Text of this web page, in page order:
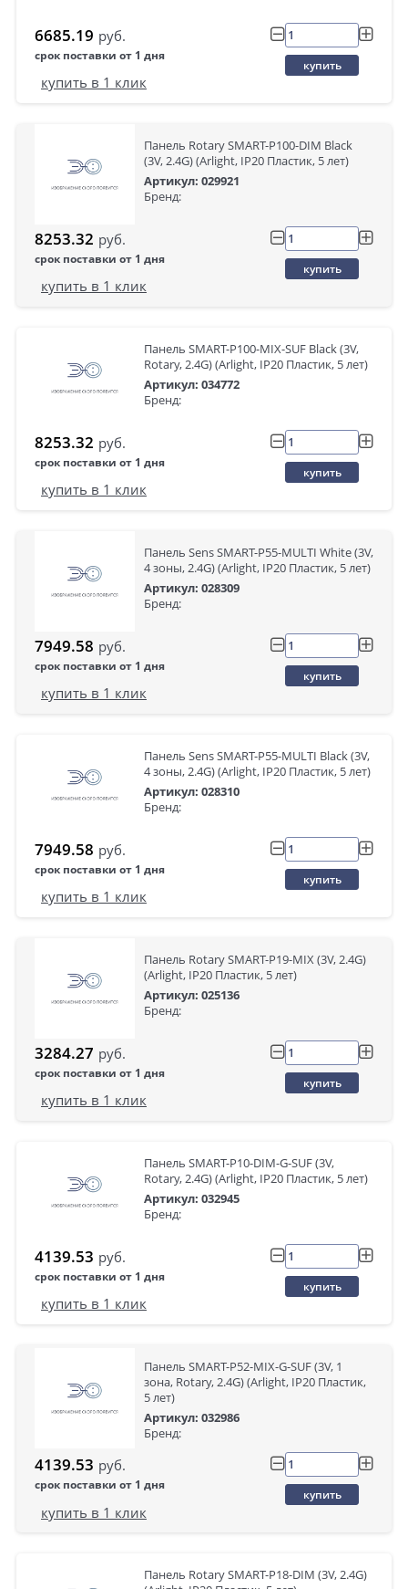
6685.19 руб.
срок поставки от 1 дня
купить
купить в 1 клик
Панель Rotary SMART-P100-DIM Black
(3V, 2.4G) (Arlight, IP20 Пластик, 5 лет)
Артикул: 029921
Бренд:
8253.32 руб.
срок поставки от 1 дня
купить
купить в 1 клик
Панель SMART-P100-MIX-SUF Black (3V,
Rotary, 2.4G) (Arlight, IP20 Пластик, 5 лет)
Артикул: 034772
Бренд:
8253.32 руб.
срок поставки от 1 дня
купить
купить в 1 клик
Панель Sens SMART-P55-MULTI White (3V,
4 зоны, 2.4G) (Arlight, IP20 Пластик, 5 лет)
Артикул: 028309
Бренд:
7949.58 руб.
срок поставки от 1 дня
купить
купить в 1 клик
Панель Sens SMART-P55-MULTI Black (3V,
4 зоны, 2.4G) (Arlight, IP20 Пластик, 5 лет)
Артикул: 028310
Бренд:
7949.58 руб.
срок поставки от 1 дня
купить
купить в 1 клик
Панель Rotary SMART-P19-MIX (3V, 2.4G)
(Arlight, IP20 Пластик, 5 лет)
Артикул: 025136
Бренд:
3284.27 руб.
срок поставки от 1 дня
купить
купить в 1 клик
Панель SMART-P10-DIM-G-SUF (3V,
Rotary, 2.4G) (Arlight, IP20 Пластик, 5 лет)
Артикул: 032945
Бренд:
4139.53 руб.
срок поставки от 1 дня
купить
купить в 1 клик
Панель SMART-P52-MIX-G-SUF (3V, 1
зона, Rotary, 2.4G) (Arlight, IP20 Пластик,
5 лет)
Артикул: 032986
Бренд:
4139.53 руб.
срок поставки от 1 дня
купить
купить в 1 клик
Панель Rotary SMART-P18-DIM (3V, 2.4G)